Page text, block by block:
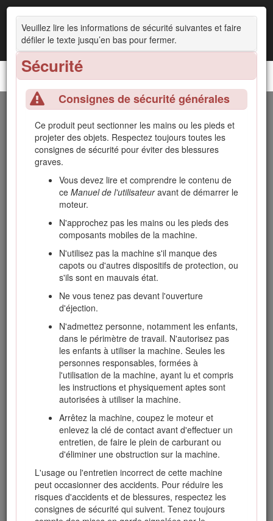
Veuillez lire les informations de sécurité suivantes et faire
défiler le texte jusqu’en bas pour fermer.
Sécurité
Consignes de sécurité générales
Ce produit peut sectionner les mains ou les pieds et
projeter des objets. Respectez toujours toutes les
consignes de sécurité pour éviter des blessures
graves.
Vous devez lire et comprendre le contenu de
ce Manuel de l'utilisateuravant de démarrer le
moteur.
N'approchez pas les mains ou les pieds des
composants mobiles de la machine.
N'utilisez pas la machine s'il manque des
capots ou d'autres dispositifs de protection, ou
s'ils sont en mauvais état.
Ne vous tenez pas devant l'ouverture
d'éjection.
N'admettez personne, notamment les enfants,
dans le périmètre de travail. N'autorisez pas
les enfants à utiliser la machine. Seules les
personnes responsables, formées à
l'utilisation de la machine, ayant lu et compris
les instructions et physiquement aptes sont
autorisées à utiliser la machine.
Arrêtez la machine, coupez le moteur et
enlevez la clé de contact avant d'effectuer un
entretien, de faire le plein de carburant ou
d'éliminer une obstruction sur la machine.
L'usage ou l'entretien incorrect de cette machine
peut occasionner des accidents. Pour réduire les
risques d'accidents et de blessures, respectez les
consignes de sécurité qui suivent. Tenez toujours
Tondeuse GrandStand®
Introduction
Cette tondeuse autoportée à lames rotatives est destinée
aux professionnels et aux utilisateurs temporaires. Elle est
principalement conçue pour tondre les pelouses entretenues
régulièrement des terrains privés et commerciaux.
L'utilisation de ce produit à d'autres fins que celle prévue
peut être dangereuse pour vous-même et toute personne à
Lisez attentivement cette notice pour apprendre comment
de l'endommager ou de vous blesser. Vous êtes responsable
de l'utilisation sûre et correcte du produit.
des documents de formation, des renseignements
concernant un accessoire, pour obtenir l'adresse d'un
dépositaire ou pour enregistrer votre produit, rendez-vous
sur le site www.Toro.com.
Pour obtenir des prestations de service, des pièces Toro
d'origine ou des renseignements complémentaires,
munissez-vous des numéros de modèle et de série du
produit et contactez un dépositaire-réparateur ou le service
client Toro agréé. La Figure1 indique l'emplacement des
numéros de modèle et de série du produit. Inscrivez les
numéros dans l'espace réservé à cet effet.
Important: Avec votre appareil mobile, vous pouvez
scanner le code QR sur l'autocollant du numéro de série
(le cas échéant) pour accéder à l'information sur la
garantie, les pièces et autres renseignements
concernant le produit.